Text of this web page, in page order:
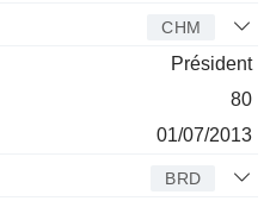
CHM
Président
80
01/07/2013
BRD